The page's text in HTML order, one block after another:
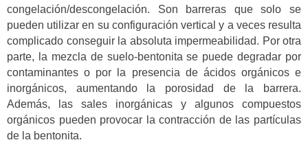
congelación/descongelación. Son barreras que solo se
pueden utilizar en su configuración vertical y a veces resulta
complicado conseguir la absoluta impermeabilidad. Por otra
parte, la mezcla de suelo-bentonita se puede degradar por
contaminantes o por la presencia de ácidos orgánicos e
inorgánicos, aumentando la porosidad de la barrera.
Además, las sales inorgánicas y algunos compuestos
orgánicos pueden provocar la contracción de las partículas
de la bentonita.